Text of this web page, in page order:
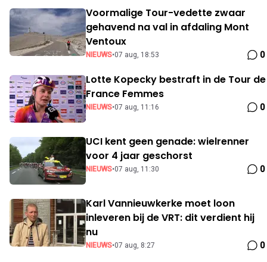
Voormalige Tour-vedette zwaar
gehavend na val in afdaling Mont
Ventoux
NIEUWS•07 aug, 18:53 0
Lotte Kopecky bestraft in de Tour de
France Femmes
NIEUWS•07 aug, 11:16 0
UCI kent geen genade: wielrenner
voor 4 jaar geschorst
NIEUWS•07 aug, 11:30 0
Karl Vannieuwkerke moet loon
inleveren bij de VRT: dit verdient hij
nu
NIEUWS•07 aug, 8:27 0